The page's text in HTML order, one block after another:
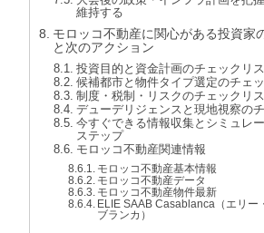
維持する
モロッコ不動産に関心がある投資家
と次のアクション
投資目的と資金計画のチェックリ
候補都市と物件タイプ選定のチェ
制度・税制・リスクのチェックリ
デューデリジェンスと現地視察の
今すぐできる情報収集とシミュレ
ステップ
モロッコ不動産関連情報
モロッコ不動産基本情報
モロッコ不動産データ
モロッコ不動産物件最新
ELIE SAAB Casablanca（エリー
ブランカ）